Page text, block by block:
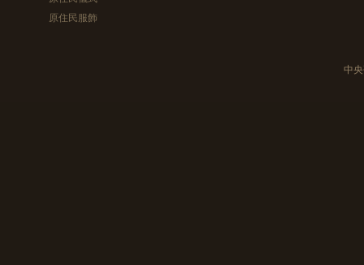
原住民服飾
中